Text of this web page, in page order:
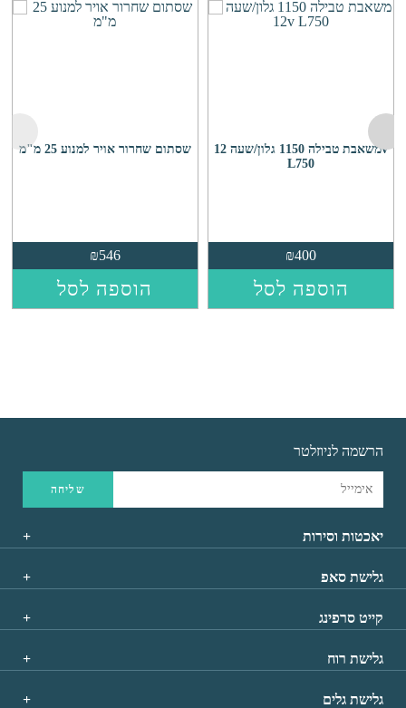
שסתום שחרור אויר למנוע 25 מ"מ
₪546
הוספה לסל
משאבת טבילה 1150 גלון/שעה 12v
L750
₪400
הוספה לסל
יאכטות וסירות
גלישת סאפ
קייט סרפינג
גלישת רוח
גלישת גלים
הרשמה לניוזלטר